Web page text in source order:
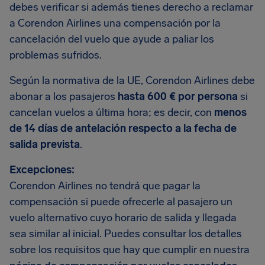
debes verificar si además tienes derecho a reclamar
a Corendon Airlines una compensación por la
cancelación del vuelo que ayude a paliar los
problemas sufridos.
Según la normativa de la UE, Corendon Airlines debe
abonar a los pasajeros hasta 600 € por persona si
cancelan vuelos a última hora; es decir, con menos
de 14 días de antelación respecto a la fecha de
salida prevista.
Excepciones:
Corendon Airlines no tendrá que pagar la
compensación si puede ofrecerle al pasajero un
vuelo alternativo cuyo horario de salida y llegada
sea similar al inicial. Puedes consultar los detalles
sobre los requisitos que hay que cumplir en nuestra